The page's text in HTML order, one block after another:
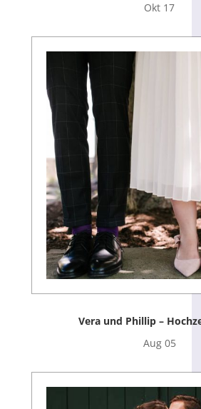
Okt 17
Vera und Phillip –
Aug 05